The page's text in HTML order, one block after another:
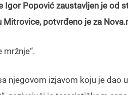
Popović zaustavljen je od
potvrđeno je za
njegovom izjavom koju je dao